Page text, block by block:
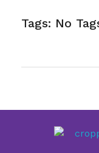
Tags: No